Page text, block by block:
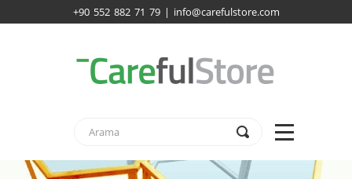
+90 552 882 71 79 | info@carefulstore.com